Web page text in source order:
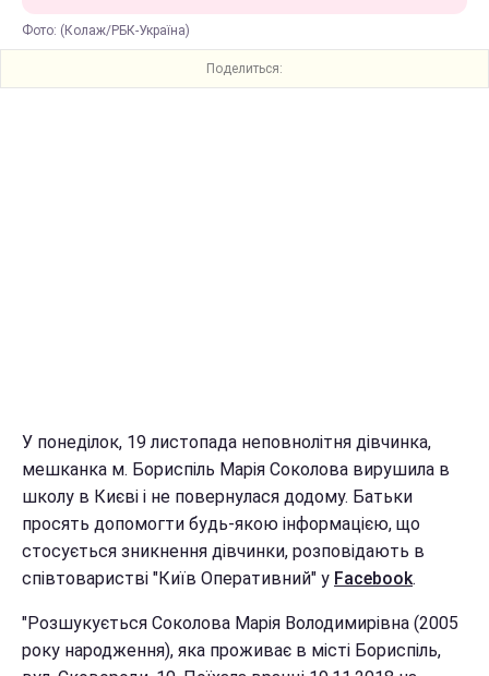
Фото: (Колаж/РБК-Україна)
Поделиться:
У понеділок, 19 листопада неповнолітня дівчинка,
мешканка м. Бориспіль Марія Соколова вирушила в
школу в Києві і не повернулася додому. Батьки
просять допомогти будь-якою інформацією, що
стосується зникнення дівчинки, розповідають в
співтоваристві "Київ Оперативний" у Facebook.
"Розшукується Соколова Марія Володимирівна (2005
року народження), яка проживає в місті Бориспіль,